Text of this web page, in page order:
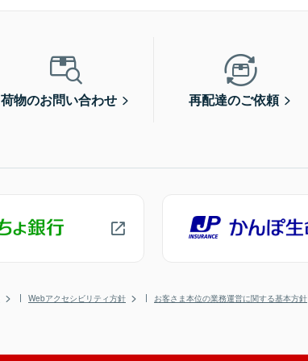
荷物のお問い合わせ 再配達のご依頼
Webアクセシビリティ方針 お客さま本位の業務運営に関する基本方針